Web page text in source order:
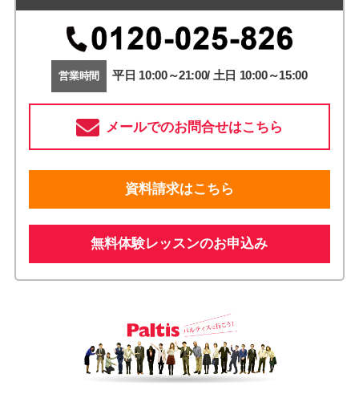
営業時間 平日 10:00～21:00/ 土日 10:00～15:00
メールでのお問合せはこちら
資料請求はこちら
無料体験レッスンのお申込み